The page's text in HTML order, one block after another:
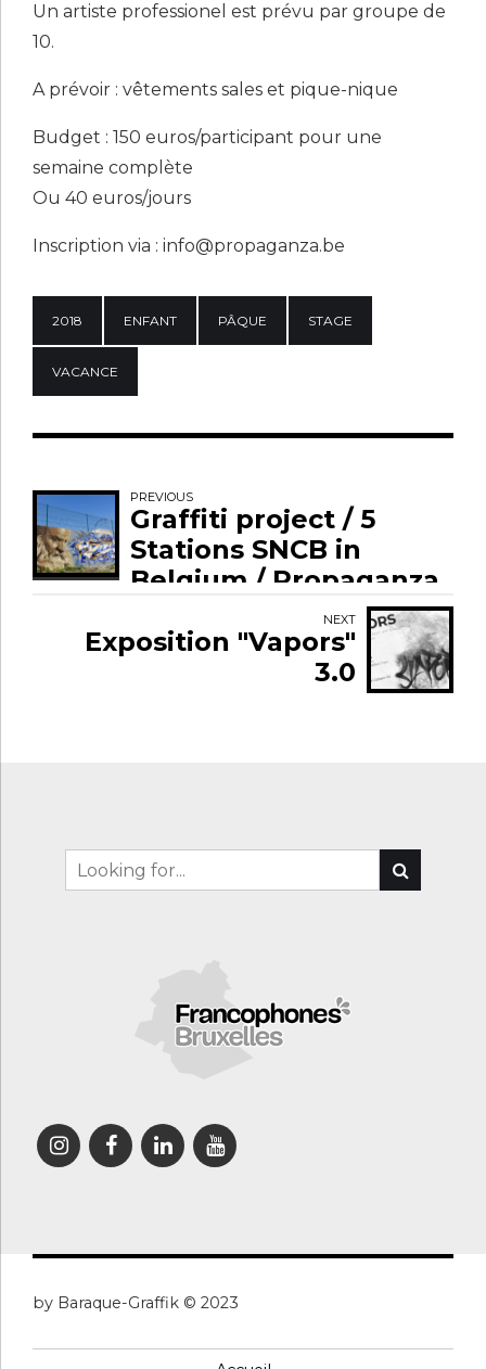
Un artiste professionel est prévu par groupe de
10.
A prévoir : vêtements sales et pique-nique
Budget : 150 euros/participant pour une
semaine complète
Ou 40 euros/jours
Inscription via : info@propaganza.be
2018 ENFANT PÂQUE STAGE
VACANCE
PREVIOUS
Graffiti project / 5
Stations SNCB in
Belgium / Propaganza
NEXT
Exposition "Vapors"
3.0
by Baraque-Graffik © 2023